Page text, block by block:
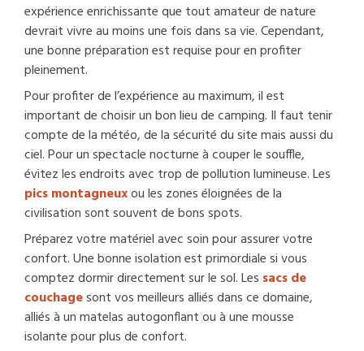
expérience enrichissante que tout amateur de nature
devrait vivre au moins une fois dans sa vie. Cependant,
une bonne préparation est requise pour en profiter
pleinement.
Pour profiter de l’expérience au maximum, il est
important de choisir un bon lieu de camping. Il faut tenir
compte de la météo, de la sécurité du site mais aussi du
ciel. Pour un spectacle nocturne à couper le souffle,
évitez les endroits avec trop de pollution lumineuse. Les
pics montagneuxou les zones éloignées de la
civilisation sont souvent de bons spots.
Préparez votre matériel avec soin pour assurer votre
confort. Une bonne isolation est primordiale si vous
comptez dormir directement sur le sol. Les sacs de
couchagesont vos meilleurs alliés dans ce domaine,
alliés à un matelas autogonflant ou à une mousse
isolante pour plus de confort.